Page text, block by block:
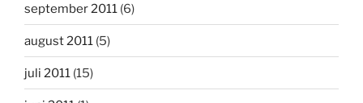
september 2011 (6)
august 2011 (5)
juli 2011 (15)